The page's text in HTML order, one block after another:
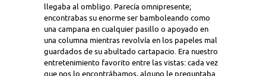
llegaba al ombligo. Parecía omnipresente;
encontrabas su enorme ser bamboleando como
una campana en cualquier pasillo o apoyado en
una columna mientras revolvía en los papeles mal
guardados de su abultado cartapacio. Era nuestro
entretenimiento favorito entre las vistas: cada vez
que nos lo encontrábamos, alguno le preguntaba